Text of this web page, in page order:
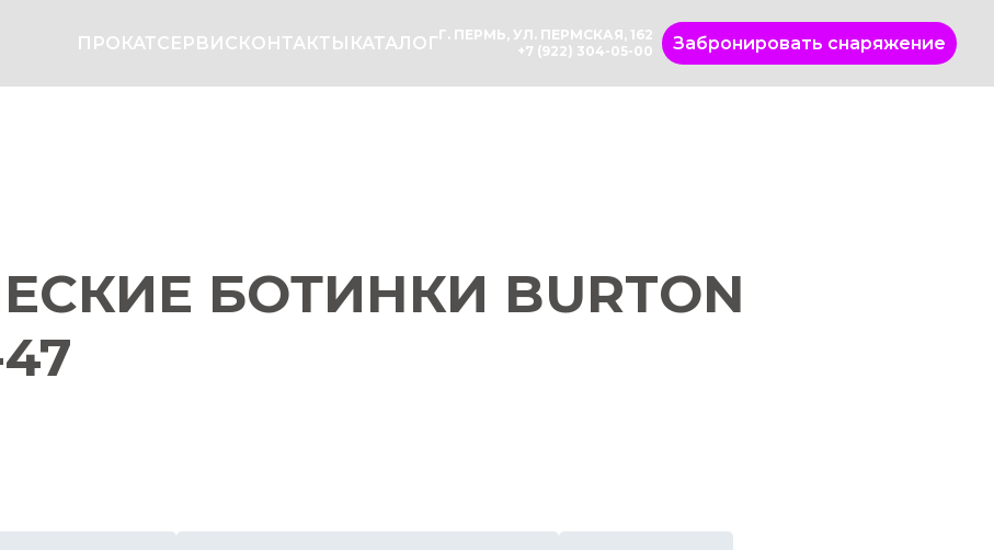
ПРОКАТСЕРВИСКОНТАКТЫ КАТАЛОГГ. ПЕРМЬ, УЛ. ПЕРМСКАЯ, 162
+7 (922) 304-05-00
Забронировать снаряжение
БОТИНКИ BURTON